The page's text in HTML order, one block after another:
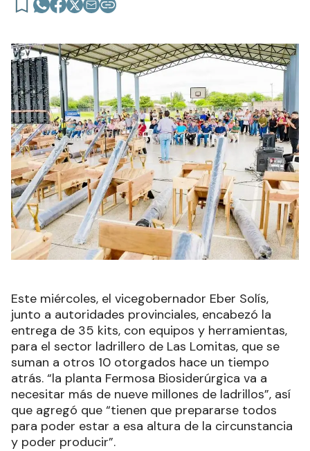
Este miércoles, el vicegobernador Eber Solís,
junto a autoridades provinciales, encabezó la
entrega de 35 kits, con equipos y herramientas,
para el sector ladrillero de Las Lomitas, que se
suman a otros 10 otorgados hace un tiempo
atrás. “la planta Fermosa Biosiderúrgica va a
necesitar más de nueve millones de ladrillos”, así
que agregó que “tienen que prepararse todos
para poder estar a esa altura de la circunstancia
y poder producir”.